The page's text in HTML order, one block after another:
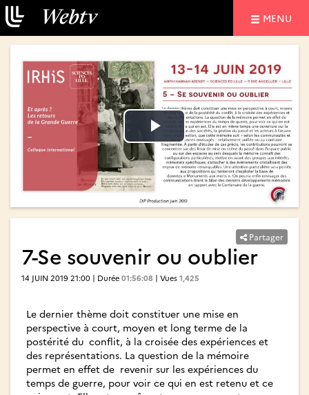
MENU
Lire
la
vidéo
Lire
la
vidéo
Partager
7-Se souvenir ou oublier
14 JUIN 2019 21:00 | Durée 01:56:08 | Vues 1,425
Le dernier thème doit constituer une mise en
perspective à court, moyen et long terme de la
postérité du conflit, à la croisée des expériences et
des représentations. La question de la mémoire
permet en effet de revenir sur les expériences du
temps de guerre, pour voir ce qui en est retenu et ce